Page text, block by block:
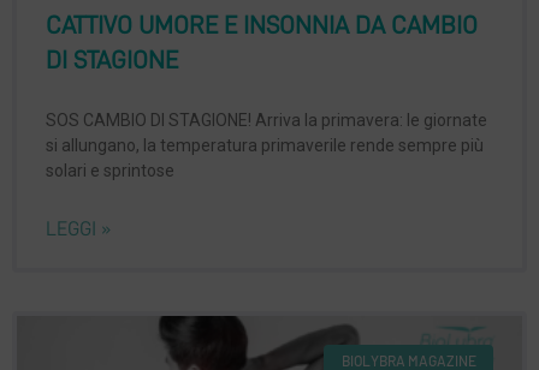
CATTIVO UMORE E INSONNIA DA CAMBIO
DI STAGIONE
SOS CAMBIO DI STAGIONE! Arriva la primavera: le giornate
si allungano, la temperatura primaverile rende sempre più
solari e sprintose
LEGGI »
BIOLYBRA MAGAZINE